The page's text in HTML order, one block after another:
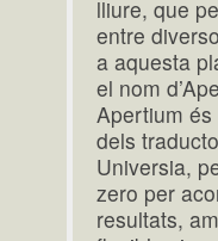
lliure, que
entre
a aquesta
el nom
Apertium
dels
Universia,
zero per
resultats,